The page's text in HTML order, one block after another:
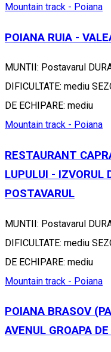
Mountain track - Poiana
POIANA RUIA -
MUNTII: Postavarul
DIFICULTATE: mediu
DE ECHIPARE: mediu
Mountain track - Poiana
RESTAURANT
LUPULUI - IZVORUL
POSTAVARUL
MUNTII: Postavarul
DIFICULTATE: mediu
DE ECHIPARE: mediu
Mountain track - Poiana
POIANA BRASOV
AVENUL GROAPA